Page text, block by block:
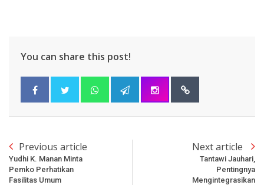
You can share this post!
Previous article
Yudhi K. Manan Minta
Pemko Perhatikan
Fasilitas Umum
Next article
Tantawi Jauhari,
Pentingnya
Mengintegrasikan